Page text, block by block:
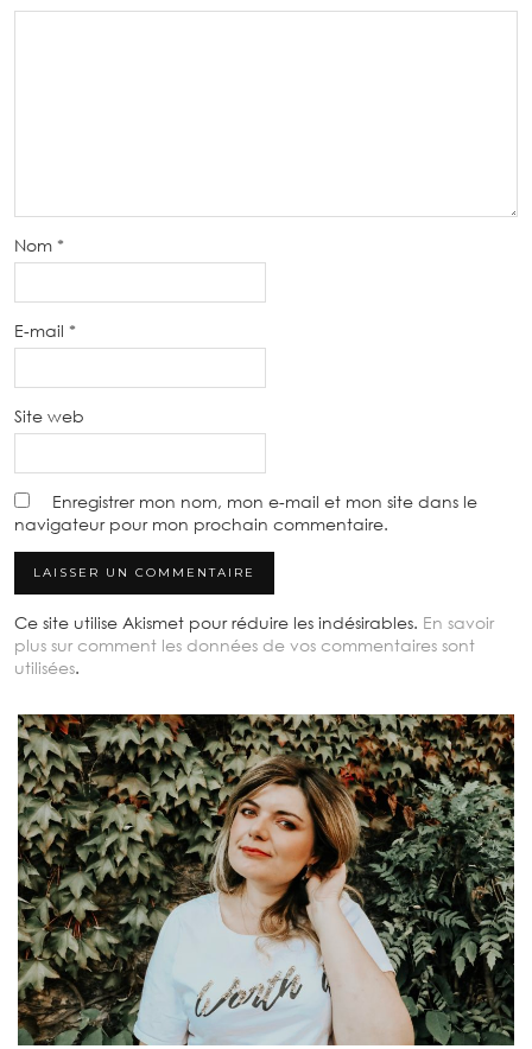
Nom *
E-mail *
Site web
Enregistrer mon nom, mon e-mail et mon site dans le
navigateur pour mon prochain commentaire.
Ce site utilise Akismet pour réduire les indésirables. En savoir
plus sur comment les données de vos commentaires sont
utilisées.